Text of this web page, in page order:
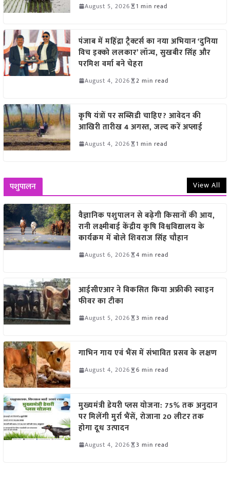
August 5, 2026 1 min read
पंजाब में महिंद्रा ट्रैक्टर्स का नया अभियान ‘दुनिया
विच इक्को ललकार’ लॉन्च, सुखबीर सिंह और
परमिश वर्मा बने चेहरा
August 4, 2026 2 min read
कृषि यंत्रों पर सब्सिडी चाहिए? आवेदन की
आखिरी तारीख 4 अगस्त, जल्द करें अप्लाई
August 4, 2026 1 min read
पशुपालन View All
वैज्ञानिक पशुपालन से बढ़ेगी किसानों की आय,
रानी लक्ष्मीबाई केंद्रीय कृषि विश्वविद्यालय के
कार्यक्रम में बोले शिवराज सिंह चौहान
August 6, 2026 4 min read
आईसीएआर ने विकसित किया अफ्रीकी स्वाइन
फीवर का टीका
August 5, 2026 3 min read
गाभिन गाय एवं भैंस में संभावित प्रसव के लक्षण
August 4, 2026 6 min read
मुख्यमंत्री डेयरी प्लस योजना: 75% तक अनुदान
पर मिलेंगी मुर्रा भैंसें, रोजाना 20 लीटर तक
होगा दूध उत्पादन
August 4, 2026 3 min read